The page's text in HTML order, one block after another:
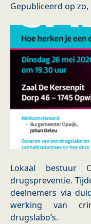
Gepubliceerd op zo,
Lokaal
drugspreventie.
deelnemers via
werking van
drugslabo’s.